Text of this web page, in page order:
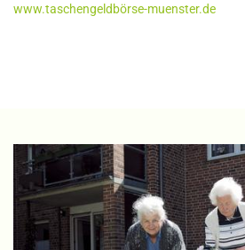
www.taschengeldbörse-muenster.de